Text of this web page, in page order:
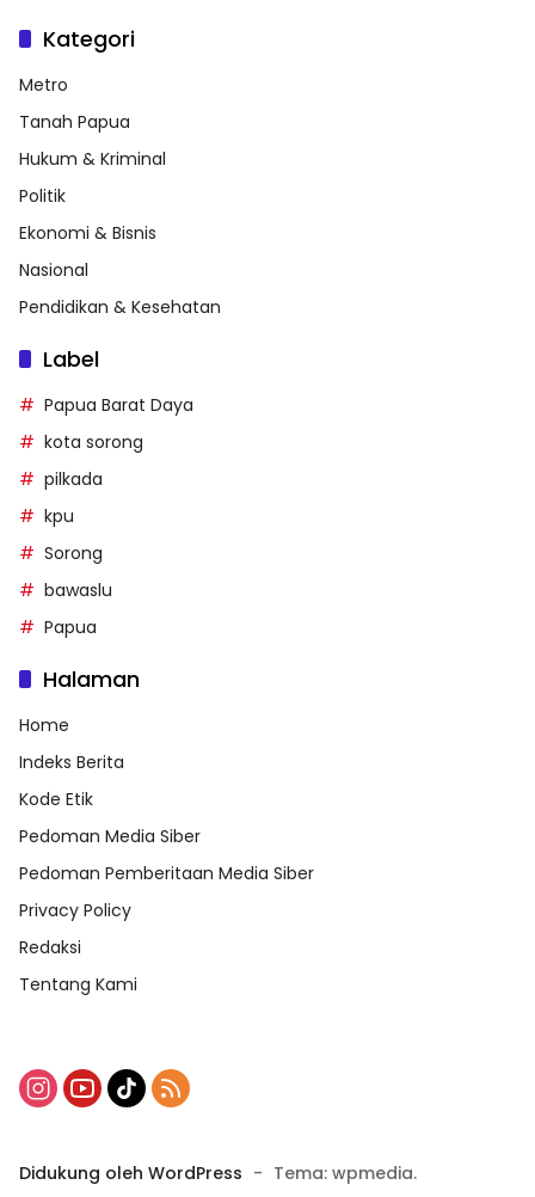
Kategori
Metro
Tanah Papua
Hukum & Kriminal
Politik
Ekonomi & Bisnis
Nasional
Pendidikan & Kesehatan
Label
Papua Barat Daya
kota sorong
pilkada
kpu
Sorong
bawaslu
Papua
Halaman
Home
Indeks Berita
Kode Etik
Pedoman Media Siber
Pedoman Pemberitaan Media Siber
Privacy Policy
Redaksi
Tentang Kami
Didukung oleh WordPress - Tema: wpmedia.